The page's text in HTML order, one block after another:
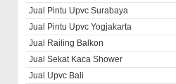
Jual Pintu Upvc Surabaya
Jual Pintu Upvc Yogjakarta
Jual Railing Balkon
Jual Sekat Kaca Shower
Jual Upvc Bali